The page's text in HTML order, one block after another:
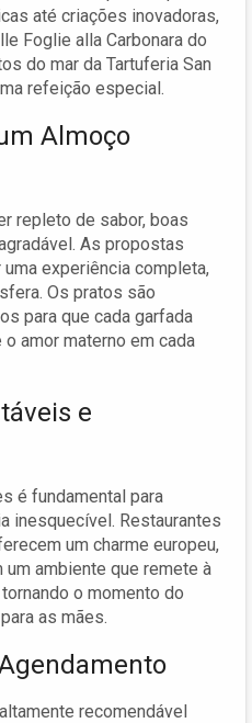
até criações inovadoras,
Foglie alla Carbonara do
do mar da Tartuferia San
refeição especial.
Almoço
repleto de sabor, boas
As propostas
experiência completa,
Os pratos são
para que cada garfada
amor materno em cada
e
é fundamental para
inesquecível. Restaurantes
um charme europeu,
um ambiente que remete à
o momento do
as mães.
recomendável